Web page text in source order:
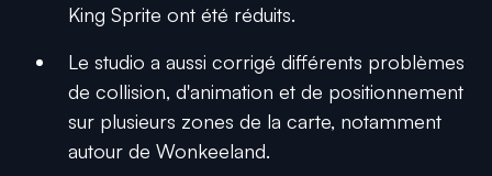
King Sprite ont été réduits.
Le studio a aussi corrigé différents problèmes
de collision, d'animation et de positionnement
sur plusieurs zones de la carte, notamment
autour de Wonkeeland.